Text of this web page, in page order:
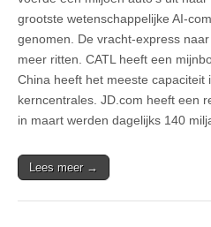
grootste wetenschappelijke AI-
genomen. De vracht-express
meer ritten. CATL heeft een
China heeft het meeste capaciteit
kerncentrales. JD.com heeft een
in maart werden dagelijks 140
Lees meer →